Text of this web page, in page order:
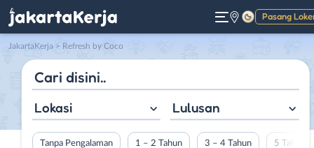
Pasang
Gelap
JakartaKerja > Refresh by Coco
Lokasi Lulusan
Tanpa Pengalaman 1 – 2 Tahun 3 – 4 Tahun 5 Tahun